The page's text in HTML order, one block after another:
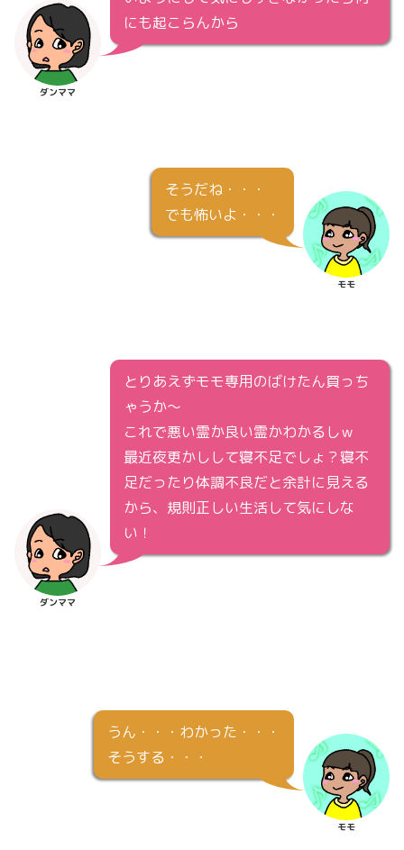
ダンママ
にも起こらんから
そうだね・・・
でも怖いよ・・・
モモ
ダンママ
とりあえずモモ専用のばけたん買っち
ゃうか～
これで悪い霊か良い霊かわかるしｗ
最近夜更かしして寝不足でしょ？寝不
足だったり体調不良だと余計に見える
から、規則正しい生活して気にしな
い！
うん・・・わかった・・・
そうする・・・
モモ